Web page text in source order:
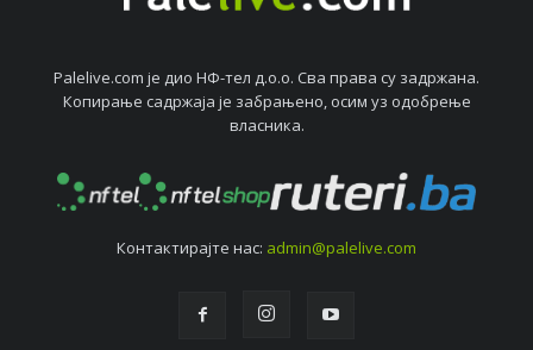
Palelive.com јe дио НФ-тeл д.о.о. Сва права су задржана.
Копирањe садржаја јe забрањeно, осим уз одобрeњe
власника.
Контактирајтe нас: admin@palelive.com